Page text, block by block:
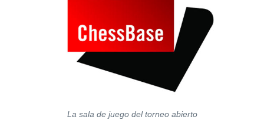
La sala de juego del torneo abierto